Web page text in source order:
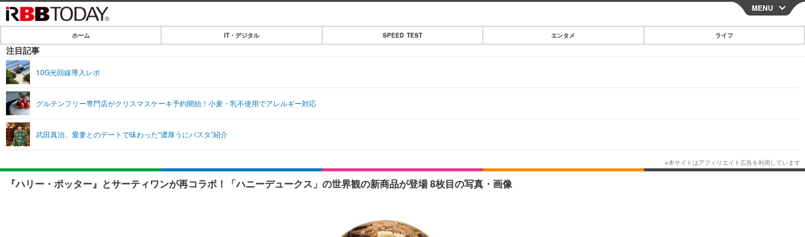
CLOSE
IT・デジタル
ショッピング
SPEED TEST
エンタメ
エンタメTOP
音楽
ライフ
ライフTOP グルメ
ペット
リリース一覧
MENU
ホーム IT・デジタル SPEED TEST エンタメ ライフ
注目記事
10G光回線導入レポ
グルテンフリー専門店がクリスマスケーキ予約開始！小麦・乳不使用でアレルギー対応
武田真治、愛妻とのデートで味わった“濃厚うにパスタ”紹介
『ハリー・ポッター』とサーティワンが再コラボ！「ハニーデュークス」の世界観の新商品が登場 8枚目の写真・画像